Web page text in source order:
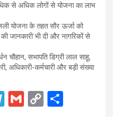
से अधिक लोगों से योजना का लाभ
योजना के तहत सौर ऊर्जा को
जानकारी भी दी और नागरिकों से
चौहान, सभापति डिग्री लाल साहू,
अधिकारी-कर्मचारी और बड़ी संख्या
T
G
C